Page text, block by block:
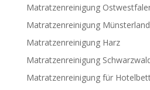
Matratzenreinigung
Matratzenreinigung Münsterland
Matratzenreinigung Harz
Matratzenreinigung
Matratzenreinigung für